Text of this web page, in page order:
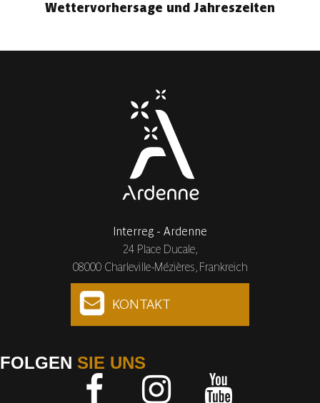
Wettervorhersage und Jahreszeiten
Interreg - Ardenne
24 Place Ducale,
08000 Charleville-Mézières, Frankreich
KONTAKT
FOLGEN SIE UNS